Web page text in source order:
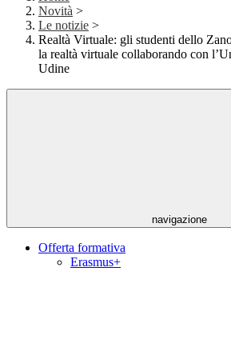
Novità >
Le notizie >
Realtà Virtuale: gli studenti dello
la realtà virtuale collaborando con
Udine
navigazione
Offerta formativa
Erasmus+